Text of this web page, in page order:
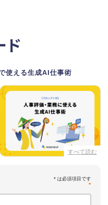
ド
使える生成AI仕事術
すべて読む
実態調査をもとに現場ですぐ
います。
項もまとめているため、これ
*